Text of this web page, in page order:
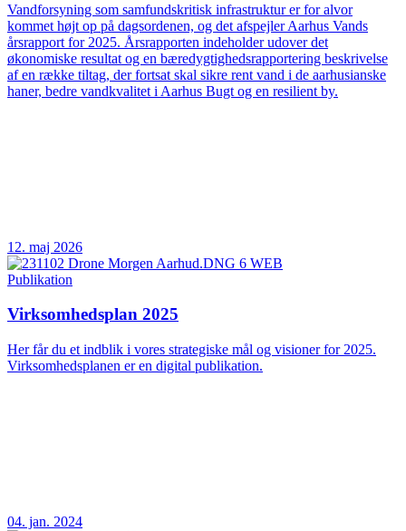
Vandforsyning som samfundskritisk infrastruktur er for alvor
kommet højt op på dagsordenen, og det afspejler Aarhus Vands
årsrapport for 2025. Årsrapporten indeholder udover det
økonomiske resultat og en bæredygtighedsrapportering beskrivelse
af en række tiltag, der fortsat skal sikre rent vand i de aarhusianske
haner, bedre vandkvalitet i Aarhus Bugt og en resilient by.
12. maj 2026
Publikation
Virksomhedsplan 2025
Her får du et indblik i vores strategiske mål og visioner for 2025.
Virksomhedsplanen er en digital publikation.
04. jan. 2024